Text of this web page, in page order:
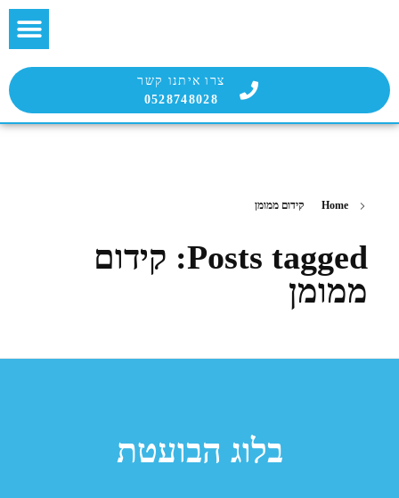
צרו איתנו קשר
0528748028
Home קידום ממומן
Posts tagged: קידום
ממומן
בלוג הבועטת